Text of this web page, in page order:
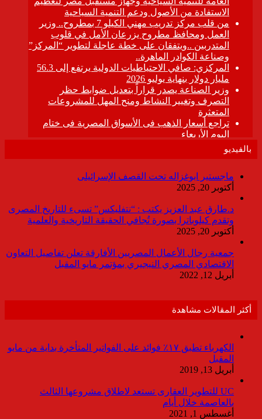
بالفيديو
ماجستير ابوغزاله تحت القصف الإسرائيلى
أكتوبر 20, 2025
د.طارق عبد العزيز يكتب : “نتفليكس” تسىء للتاريخ المصرى
وتقدم كيلوباترا بصورة تُجافي الحقيقة التاريخية والعلمية
أكتوبر 20, 2025
جمعية رجال الأعمال المصريين الأفارقة تعلن تفاصيل التعاون
الاقتصادي المصري النيجيري بمؤتمر مايو المقبل
أبريل 12, 2022
أكثر المقالات مشاهدة
الكهرباء تطبق ١٧٪ فوائد على الفواتير المتأخرة بداية من مايو
المقبل
أبريل 13, 2019
UC للتطوير العقارى تستعد لاطلاق مشروعها الثالث
بالعاصمة خلال أيام
أغسطس 1, 2021